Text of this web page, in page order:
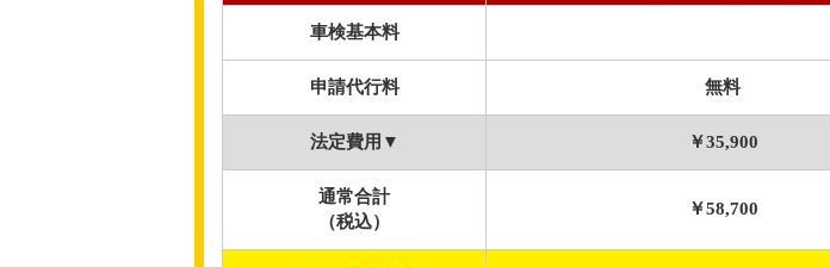
車検基本料
申請代行料 無料
法定費用▼ ￥35,900
通常合計
（税込）
￥58,700